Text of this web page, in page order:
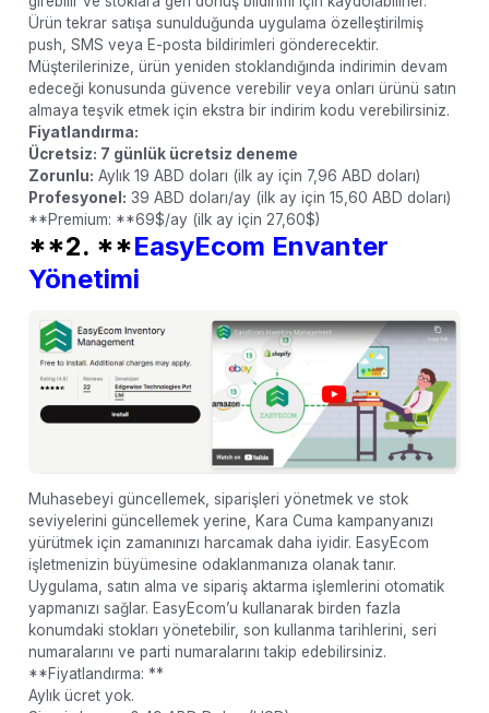
Ürün tekrar satışa sunulduğunda uygulama özelleştirilmiş
push, SMS veya E-posta bildirimleri gönderecektir.
Müşterilerinize, ürün yeniden stoklandığında indirimin devam
edeceği konusunda güvence verebilir veya onları ürünü satın
almaya teşvik etmek için ekstra bir indirim kodu verebilirsiniz.
Fiyatlandırma:
Ücretsiz: 7 günlük ücretsiz deneme
Zorunlu: Aylık 19 ABD doları (ilk ay için 7,96 ABD doları)
Profesyonel: 39 ABD doları/ay (ilk ay için 15,60 ABD doları)
**Premium: **69$/ay (ilk ay için 27,60$)
**2. **EasyEcom Envanter
Yönetimi
Muhasebeyi güncellemek, siparişleri yönetmek ve stok
seviyelerini güncellemek yerine, Kara Cuma kampanyanızı
yürütmek için zamanınızı harcamak daha iyidir. EasyEcom
işletmenizin büyümesine odaklanmanıza olanak tanır.
Uygulama, satın alma ve sipariş aktarma işlemlerini otomatik
yapmanızı sağlar. EasyEcom’u kullanarak birden fazla
konumdaki stokları yönetebilir, son kullanma tarihlerini, seri
numaralarını ve parti numaralarını takip edebilirsiniz.
**Fiyatlandırma: **
Aylık ücret yok.